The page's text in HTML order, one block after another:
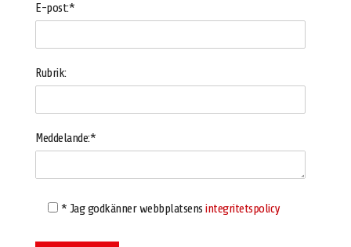
E-post:*
Rubrik:
Meddelande:*
* Jag godkänner webbplatsens integritetspolicy